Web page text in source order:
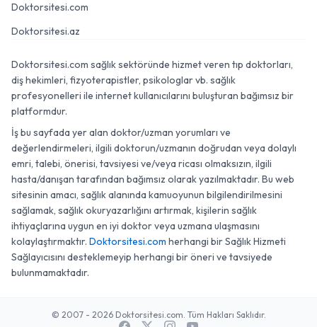
Doktorsitesi.com
Doktorsitesi.az
Doktorsitesi.com sağlık sektöründe hizmet veren tıp doktorları,
diş hekimleri, fizyoterapistler, psikologlar vb. sağlık
profesyonelleri ile internet kullanıcılarını buluşturan bağımsız bir
platformdur.
İş bu sayfada yer alan doktor/uzman yorumları ve
değerlendirmeleri, ilgili doktorun/uzmanın doğrudan veya dolaylı
emri, talebi, önerisi, tavsiyesi ve/veya ricası olmaksızın, ilgili
hasta/danışan tarafından bağımsız olarak yazılmaktadır. Bu web
sitesinin amacı, sağlık alanında kamuoyunun bilgilendirilmesini
sağlamak, sağlık okuryazarlığını artırmak, kişilerin sağlık
ihtiyaçlarına uygun en iyi doktor veya uzmana ulaşmasını
kolaylaştırmaktır. Doktorsitesi.com herhangi bir Sağlık Hizmeti
Sağlayıcısını desteklemeyip herhangi bir öneri ve tavsiyede
bulunmamaktadır.
© 2007 - 2026 Doktorsitesi.com. Tüm Hakları Saklıdır.